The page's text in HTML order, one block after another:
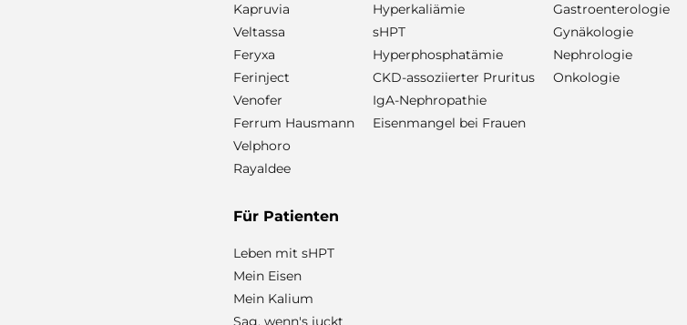
Kapruvia
Veltassa
Feryxa
Ferinject
Venofer
Ferrum Hausmann
Velphoro
Rayaldee
Hyperkaliämie
sHPT
Hyperphosphatämie
CKD-assoziierter Pruritus
IgA-Nephropathie
Eisenmangel bei Frauen
Gastroenterologie
Gynäkologie
Nephrologie
Onkologie
Für Patienten
Leben mit sHPT
Mein Eisen
Mein Kalium
Sag, wenn's juckt